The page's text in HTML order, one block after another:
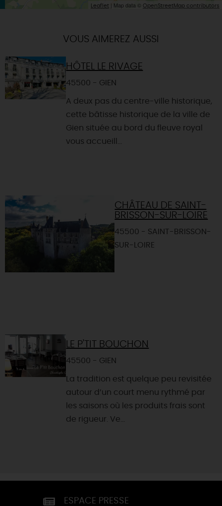
Leaflet | Map data © OpenStreetMap contributors
VOUS AIMEREZ AUSSI
HÔTEL LE RIVAGE
45500 - GIEN
A deux pas du centre-ville historique,
cette bâtisse historique de la ville de
Gien située au bord du fleuve royal
vous accueill...
CHÂTEAU DE SAINT-
BRISSON-SUR-LOIRE
45500 - SAINT-BRISSON-
SUR-LOIRE
LE P'TIT BOUCHON
45500 - GIEN
La tradition est quelque peu revisitée
autour d’un court menu rythmé par
les saisons où les produits frais sont
de rigueur. Ve...
ESPACE PRESSE